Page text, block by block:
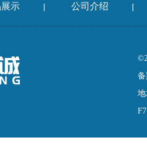
示 | 公司介绍 |
备